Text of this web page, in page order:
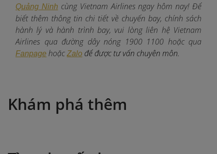
Quảng Ninh cùng Vietnam Airlines ngay hôm nay! Để
biết thêm thông tin chi tiết về chuyến bay, chính sách
hành lý và hành trình bay, vui lòng liên hệ Vietnam
Airlines qua đường dây nóng 1900 1100 hoặc qua
Fanpage hoặc Zalo để được tư vấn chuyên môn.
Khám phá thêm